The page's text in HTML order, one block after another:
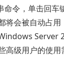
，单击回车
会被自动占
Server
级用户的使